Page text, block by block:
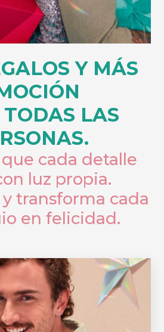
Y MÁS
LAS
que cada detalle
luz propia.
transforma cada
en felicidad.